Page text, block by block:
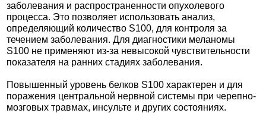
заболевания и распространенности опухолевого
процесса. Это позволяет использовать анализ,
определяющий количество S100, для контроля за
течением заболевания. Для диагностики меланомы
S100 не применяют из-за невысокой чувствительности
показателя на ранних стадиях заболевания.
Повышенный уровень белков S100 характерен и для
поражения центральной нервной системы при черепно-
мозговых травмах, инсульте и других состояниях.